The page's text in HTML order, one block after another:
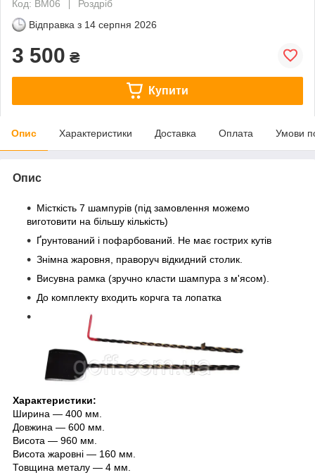
Код: ВМ06
Роздріб
Відправка з 14 серпня 2026
3 500 ₴
Купити
Опис Характеристики Доставка Оплата Умови
Опис
Місткість 7 шампурів (під замовлення можемо
виготовити на більшу кількість)
Ґрунтований і пофарбований. Не має гострих кутів
Знімна жаровня, праворуч відкидний столик.
Висувна рамка (зручно класти шампура з м'ясом).
До комплекту входить корчга та лопатка
Характеристики:
Ширина — 400 мм.
Довжина — 600 мм.
Висота — 960 мм.
Висота жаровні — 160 мм.
Товщина металу — 4 мм.